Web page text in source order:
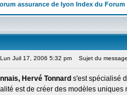
assurance de lyon Index du Forum
Juil 17, 2006 5:32 pm Sujet du
Hervé Tonnard s'est spécialisé
est de créer des modèles